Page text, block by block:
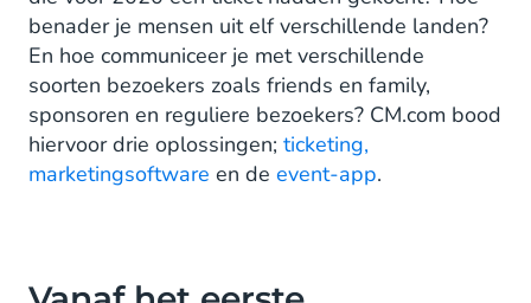
benader je mensen uit elf verschillende landen?
En hoe communiceer je met verschillende
soorten bezoekers zoals friends en family,
sponsoren en reguliere bezoekers? CM.com bood
hiervoor drie oplossingen; ticketing,
marketingsoftware en de event-app.